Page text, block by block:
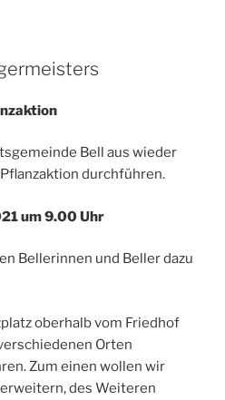
Bell aus wieder
durchführen.
um 9.00 Uhr
Bellerinnen und Beller dazu
oberhalb vom Friedhof
Orten
Zum einen wollen wir
des Weiteren